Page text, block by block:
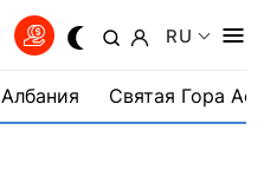
RU
Албания Святая Гора